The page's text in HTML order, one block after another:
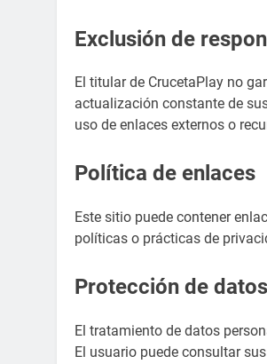
Exclusión de
El titular de CrucetaPlay no
actualización constante de
uso de enlaces externos o
Política de enlaces
Este sitio puede contener
políticas o prácticas de
Protección de
El tratamiento de datos
El usuario puede consultar